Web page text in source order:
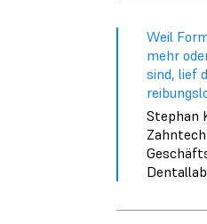
Weil
mehr
sind, lief
Stephan